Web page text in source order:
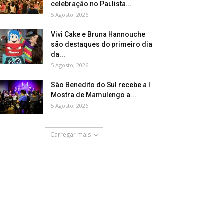
celebração no Paulista...
5 Agosto, 2026
Vivi Cake e Bruna Hannouche
são destaques do primeiro dia
da...
5 Agosto, 2026
São Benedito do Sul recebe a I
Mostra de Mamulengo a...
5 Agosto, 2026
Carregar mais